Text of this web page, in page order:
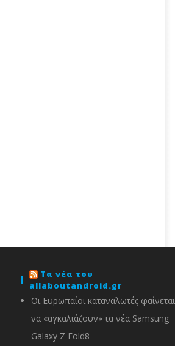
Τα νέα του
allaboutandroid.gr
Οι Ευρωπαίοι καταναλωτές φαίνεται
να «αγκαλιάζουν» τα νέα Samsung
Galaxy Z Fold8